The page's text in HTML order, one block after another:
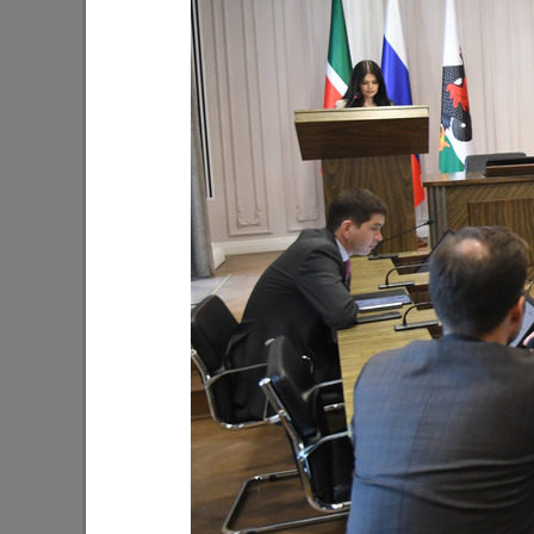
Ильсур Метшин: «Входная группа в
Ленинский сад станет удобнее и
комфортнее»
Ильсур
03/08/
Мэр Казани поблагодарил «Парковых
На
Олег
Дима